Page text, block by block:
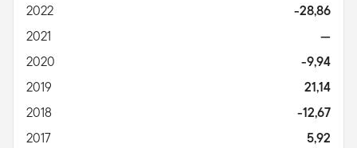
2022
-28,86
2021
—
2020
-9,94
2019
21,14
2018
-12,67
2017
5,92